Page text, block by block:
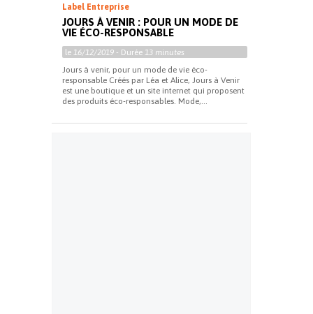
Label Entreprise
JOURS À VENIR : POUR UN MODE DE
VIE ÉCO-RESPONSABLE
le 16/12/2019 - Durée 13 minutes
Jours à venir, pour un mode de vie éco-
responsable Créés par Léa et Alice, Jours à Venir
est une boutique et un site internet qui proposent
des produits éco-responsables. Mode,...